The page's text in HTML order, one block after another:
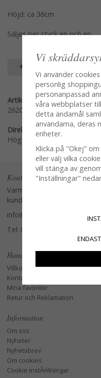
Höjd: ca 36cm
Säljes per styck en och en
Artikelnummer:
2620-40
Direktlänk:
Högerklicka och kopiera
Kontakta oss
Varmt välkommen att
kundtjänst.
info@glasverandan.se
Tel: 079-3495968
Handla
Villkor
Kontakta oss
Mina favoriter
Retur och Reklamation
Information
Om oss
Nyheter
Nyhetsbrev
Om cookies
Cookie instÃ¤llningar
Vi
Vi använder
personlig
personanpassad
våra webbplatser
detta ändamål
användarna, deras
enheter.
Klicka på "Okej"
eller välj vilka
vill stänga av
"Inställningar"